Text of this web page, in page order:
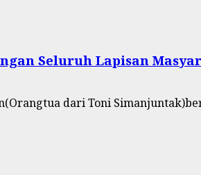
Seluruh Lapisan
dari Toni